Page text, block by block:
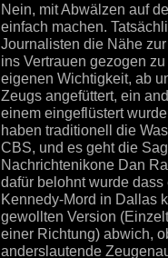
Nein, mit Abwälzen auf
einfach machen.
Journalisten die Nähe
ins Vertrauen gezogen
eigenen Wichtigkeit, ab
Zeugs angefüttert, ein
einem eingeflüstert
haben traditionell die
CBS, und es geht die
Nachrichtenikone Dan
dafür belohnt wurde
Kennedy-Mord in Dallas
gewollten Version
einer Richtung) abwich,
anderslautende